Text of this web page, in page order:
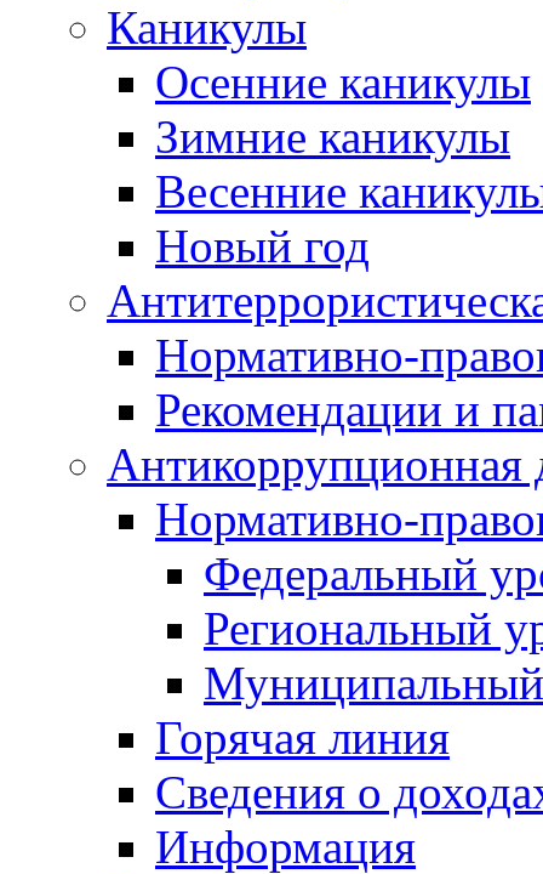
Каникулы
Осенние каникулы
Зимние каникулы
Весенние
Новый год
Нормативно-
Рекомендации и
Антикоррупционная
Нормативно-
Федеральный
Региональный
Горячая линия
Сведения о
Информация